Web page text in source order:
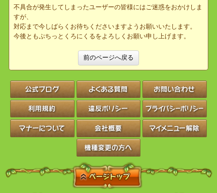
しまう
不具合が発生してしまったユーザーの皆様にはご迷惑をおかけしま
対応まで今しばらくお待ちくださいますようお願いいたします。
今後ともぷちっとくろにくるをよろしくお願い申し上げます。
前のページへ戻る